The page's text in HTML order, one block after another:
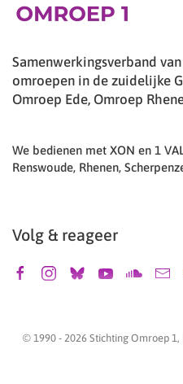
Samenwerkingsverband
omroepen in de zuidelijke
Omroep Ede, Omroep
We bedienen met XON en 1
Renswoude, Rhenen,
Volg & reageer
© 1990 - 2026 Stichting Omroep 1,